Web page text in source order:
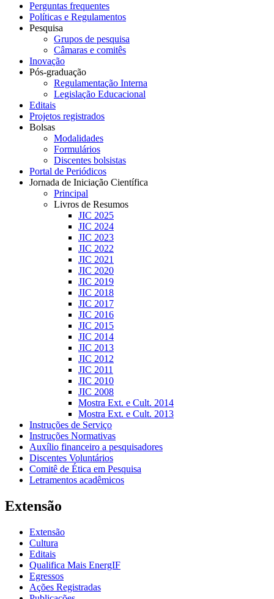
Perguntas frequentes
Políticas e Regulamentos
Pesquisa
Grupos de pesquisa
Câmaras e comitês
Inovação
Pós-graduação
Regulamentação Interna
Legislação Educacional
Editais
Projetos registrados
Bolsas
Modalidades
Formulários
Discentes bolsistas
Portal de Periódicos
Jornada de Iniciação Científica
Principal
Livros de Resumos
JIC 2025
JIC 2024
JIC 2023
JIC 2022
JIC 2021
JIC 2020
JIC 2019
JIC 2018
JIC 2017
JIC 2016
JIC 2015
JIC 2014
JIC 2013
JIC 2012
JIC 2011
JIC 2010
JIC 2008
Mostra Ext. e Cult. 2014
Mostra Ext. e Cult. 2013
Instruções de Serviço
Instruções Normativas
Auxílio financeiro a pesquisadores
Discentes Voluntários
Comitê de Ética em Pesquisa
Letramentos acadêmicos
Extensão
Extensão
Cultura
Editais
Qualifica Mais EnergIF
Egressos
Ações Registradas